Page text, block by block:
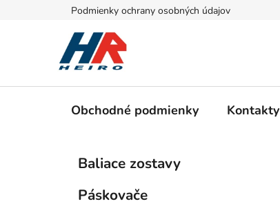
Podmienky ochrany osobných údajov
Obchodné podmienky Kontakty
Preskočiť
kategórie
Baliace zostavy
Páskovače